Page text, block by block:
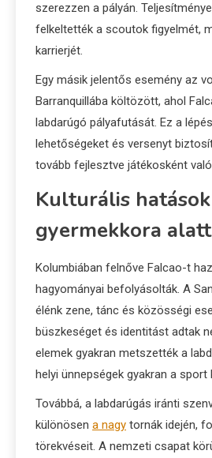
szerezzen a pályán.
felkeltették a scoutok figyelmét,
karrierjét.
Egy másik jelentős esemény az
Barranquillába költözött, ahol
labdarúgó pályafutását. Ez a
lehetőségeket és versenyt
tovább fejlesztve játékosként
Kulturális
gyermekkora alatt
Kolumbiában felnőve Falcao-t
hagyományai befolyásolták. A
élénk zene, tánc és közösségi
büszkeséget és identitást adtak
elemek gyakran metszették a
helyi ünnepségek gyakran a sport
Továbbá, a labdarúgás iránti
különösen a nagy tornák idején,
törekvéseit. A nemzeti csapat